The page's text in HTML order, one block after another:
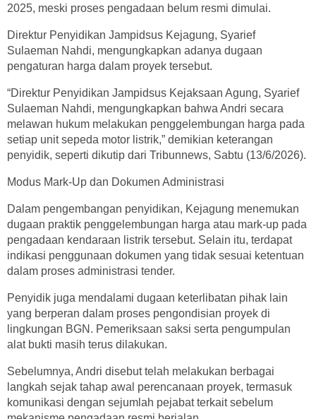
2025, meski proses pengadaan belum resmi dimulai.
Direktur Penyidikan Jampidsus Kejagung, Syarief
Sulaeman Nahdi, mengungkapkan adanya dugaan
pengaturan harga dalam proyek tersebut.
“Direktur Penyidikan Jampidsus Kejaksaan Agung, Syarief
Sulaeman Nahdi, mengungkapkan bahwa Andri secara
melawan hukum melakukan penggelembungan harga pada
setiap unit sepeda motor listrik,” demikian keterangan
penyidik, seperti dikutip dari Tribunnews, Sabtu (13/6/2026).
Modus Mark-Up dan Dokumen Administrasi
Dalam pengembangan penyidikan, Kejagung menemukan
dugaan praktik penggelembungan harga atau mark-up pada
pengadaan kendaraan listrik tersebut. Selain itu, terdapat
indikasi penggunaan dokumen yang tidak sesuai ketentuan
dalam proses administrasi tender.
Penyidik juga mendalami dugaan keterlibatan pihak lain
yang berperan dalam proses pengondisian proyek di
lingkungan BGN. Pemeriksaan saksi serta pengumpulan
alat bukti masih terus dilakukan.
Sebelumnya, Andri disebut telah melakukan berbagai
langkah sejak tahap awal perencanaan proyek, termasuk
komunikasi dengan sejumlah pejabat terkait sebelum